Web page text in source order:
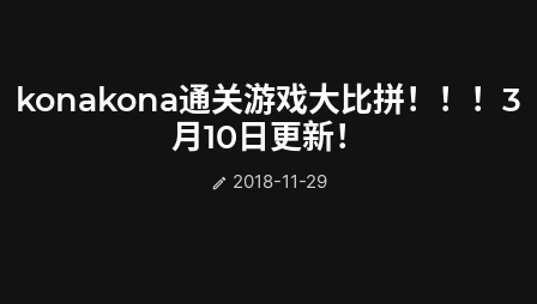
konakona通关游戏大比拼！！！3
月10日更新！
 2018-11-29